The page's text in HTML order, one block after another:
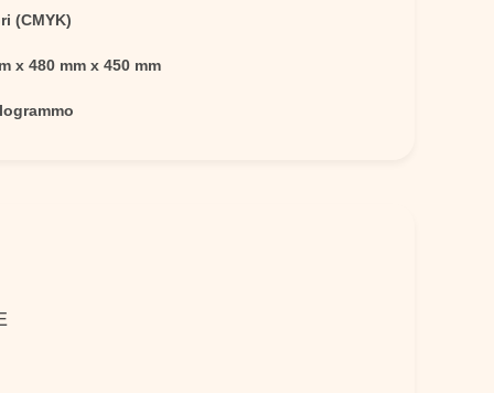
(CMYK)
x 480 mm x 450 mm